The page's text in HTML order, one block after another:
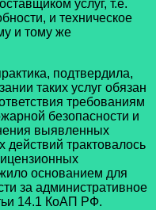
услуг, т.е.
и техническое
и тому же
подтвердила,
таких услуг обязан
требованиям
безопасности и
выявленных
трактовалось
основанием для
за административное
14.1 КоАП РФ.